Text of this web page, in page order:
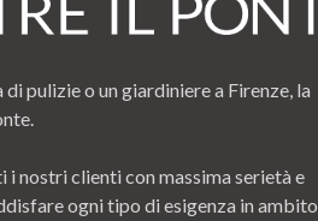
di pulizie o un giardiniere a Firenze, la
nostri clienti con massima serietà e
ogni tipo di esigenza in ambito